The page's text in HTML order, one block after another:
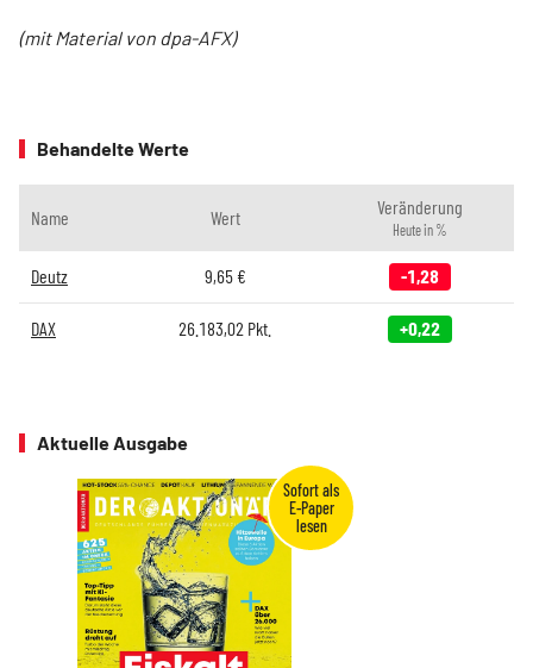
(mit Material von dpa-AFX)
Behandelte Werte
Name Wert Veränderung
Heute in %
Deutz 9,65€ -1,28
DAX 26.183,02 Pkt. +0,22
Aktuelle Ausgabe